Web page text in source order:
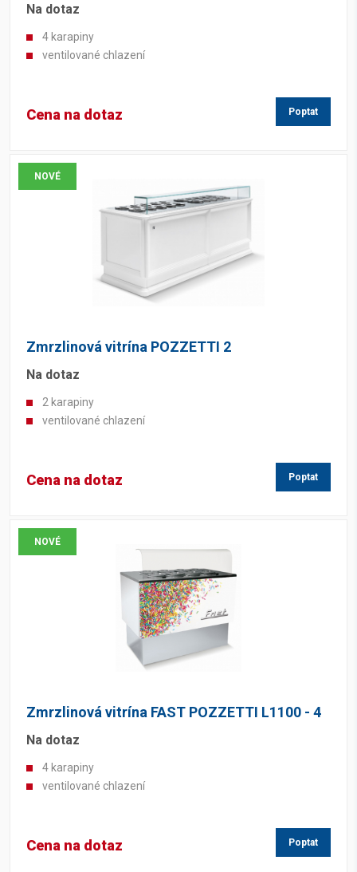
Na dotaz
4 karapiny
ventilované chlazení
Cena na dotaz Poptat
NOVÉ
Zmrzlinová vitrína POZZETTI 2
Na dotaz
2 karapiny
ventilované chlazení
Cena na dotaz Poptat
NOVÉ
Zmrzlinová vitrína FAST POZZETTI L1100 - 4
Na dotaz
4 karapiny
ventilované chlazení
Cena na dotaz Poptat